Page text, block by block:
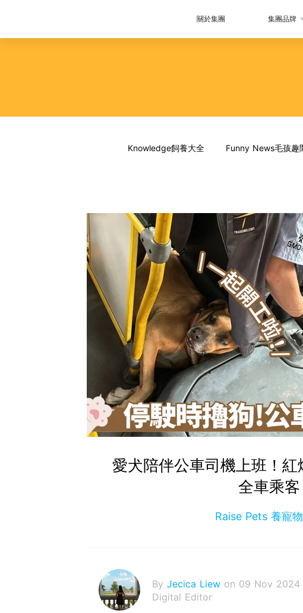
關於集團 集團品牌
Knowledge飼養大全 Funny News毛孩趣
愛犬陪伴公車司機上班！
全車乘客
Raise Pets 養寵
By Jecica Liew on 09 Nov 2024
Digital Editor